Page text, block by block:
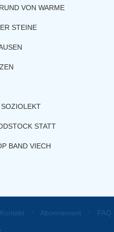
VON WARME
STEINE
STATT
BAND VIECH
Kontakt ⋅ Abonnement ⋅ FAQ